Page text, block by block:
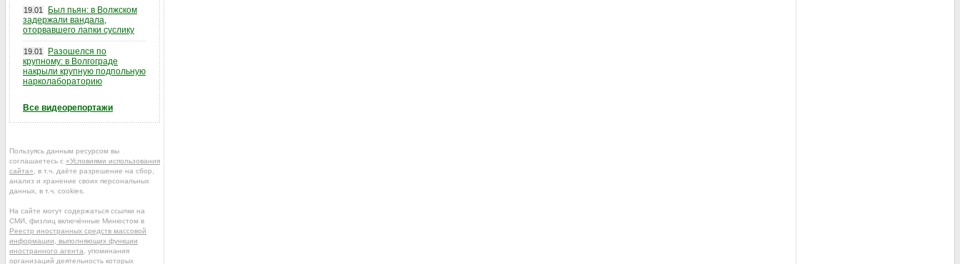
19.01
Был пьян: в Волжском
задержали вандала,
оторвавшего лапки суслику
19.01
Разошелся по
крупному: в Волгограде
накрыли крупную подпольную
нарколабораторию
Все видеорепортажи
Пользуясь данным ресурсом вы
соглашаетесь с «Условиями использования
сайта» , в т.ч. даёте разрешение на сбор,
анализ и хранение своих персональных
данных, в т.ч. cookies.
На сайте могут содержаться ссылки на
СМИ, физлиц включённые Минюстом в
Реестр иностранных средств массовой
информации, выполняющих функции
иностранного агента , упоминания
организаций деятельность которых